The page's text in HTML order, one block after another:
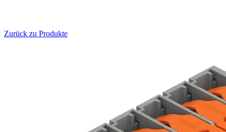
Zurück zu Produkte